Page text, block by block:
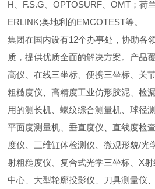
H、F.S.G、OPTOSURF、OMT；荷
ERLINK;奥地利的EMCOTEST等。
集团在国内设有12个办事处，协助各
质，提供优质全面的解决方案。产品
高仪、在线三坐标、便携三坐标、关
粗糙度仪、高精度工业仿形胶泥、检
用的测长机、螺纹综合测量机、球径
平面度测量机、垂直度仪、直线度检
度仪、三维缸体检测仪、微观形貌/光
射粗糙度仪、复合式光学三坐标、X
中心、大型轮廓投影仪、刀具测量仪